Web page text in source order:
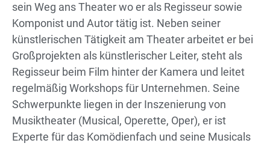
sein Weg ans Theater wo er als Regisseur sowie
Komponist und Autor tätig ist. Neben seiner
künstlerischen Tätigkeit am Theater arbeitet er bei
Großprojekten als künstlerischer Leiter, steht als
Regisseur beim Film hinter der Kamera und leitet
regelmäßig Workshops für Unternehmen. Seine
Schwerpunkte liegen in der Inszenierung von
Musiktheater (Musical, Operette, Oper), er ist
Experte für das Komödienfach und seine Musicals